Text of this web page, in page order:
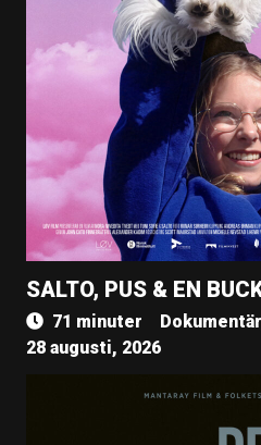
SALTO, PUS & EN
71 minuter
28 augusti, 2026